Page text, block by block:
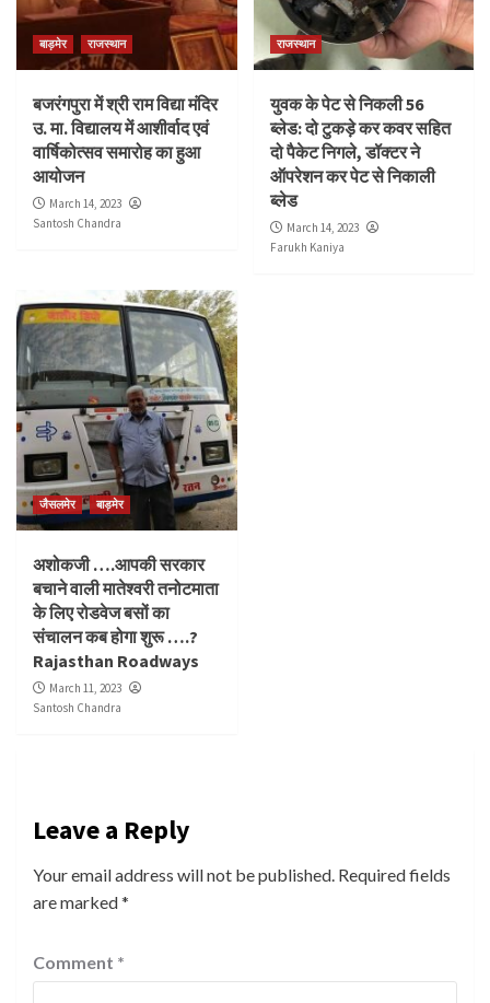
बाड़मेर राजस्थान
बजरंगपुरा में श्री राम विद्या मंदिर
उ. मा. विद्यालय में आशीर्वाद एवं
वार्षिकोत्सव समारोह का हुआ
आयोजन
March 14, 2023
Santosh Chandra
राजस्थान
युवक के पेट से निकली 56
ब्लेड: दो टुकड़े कर कवर सहित
दो पैकेट निगले, डॉक्टर ने
ऑपरेशन कर पेट से निकाली
ब्लेड
March 14, 2023
Farukh Kaniya
जैसलमेर बाड़मेर
अशोकजी ….आपकी सरकार
बचाने वाली मातेश्वरी तनोटमाता
के लिए रोडवेज बसों का
संचालन कब होगा शुरू ….?
Rajasthan Roadways
March 11, 2023
Santosh Chandra
Leave a Reply
Your email address will not be published. Required fields
are marked*
Comment *